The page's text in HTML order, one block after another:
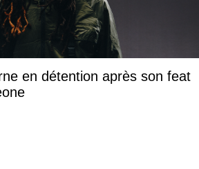
en détention après son feat